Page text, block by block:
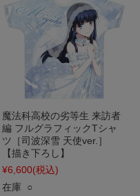
魔法科高校の劣等生 来訪者
編 フルグラフィックTシャ
ツ［司波深雪 天使ver.］
【描き下ろし】
¥6,600(税込)
在庫 ○